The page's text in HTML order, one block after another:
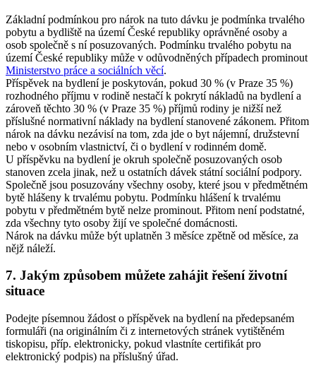
Základní podmínkou pro nárok na tuto dávku je podmínka trvalého
pobytu a bydliště na území České republiky oprávněné osoby a
osob společně s ní posuzovaných. Podmínku trvalého pobytu na
území České republiky může v odůvodněných případech prominout
Ministerstvo práce a sociálních věcí.
Příspěvek na bydlení je poskytován, pokud 30 % (v Praze 35 %)
rozhodného příjmu v rodině nestačí k pokrytí nákladů na bydlení a
zároveň těchto 30 % (v Praze 35 %) příjmů rodiny je nižší než
příslušné normativní náklady na bydlení stanovené zákonem. Přitom
nárok na dávku nezávisí na tom, zda jde o byt nájemní, družstevní
nebo v osobním vlastnictví, či o bydlení v rodinném domě.
U příspěvku na bydlení je okruh společně posuzovaných osob
stanoven zcela jinak, než u ostatních dávek státní sociální podpory.
Společně jsou posuzovány všechny osoby, které jsou v předmětném
bytě hlášeny k trvalému pobytu. Podmínku hlášení k trvalému
pobytu v předmětném bytě nelze prominout. Přitom není podstatné,
zda všechny tyto osoby žijí ve společné domácnosti.
Nárok na dávku může být uplatněn 3 měsíce zpětně od měsíce, za
nějž náleží.
7. Jakým způsobem můžete zahájit řešení životní
situace
Podejte písemnou žádost o příspěvek na bydlení na předepsaném
formuláři (na originálním či z internetových stránek vytištěném
tiskopisu, příp. elektronicky, pokud vlastníte certifikát pro
elektronický podpis) na příslušný úřad.